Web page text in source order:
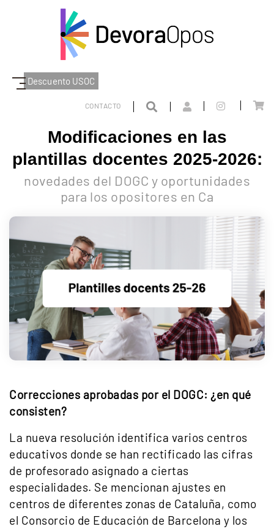
Descuento USOC
CONTACTO
MODIFICACIONES EN LAS PLANTILLAS DOCENTES 2025-2026:
Modificaciones en las
plantillas docentes 2025-2026:
novedades del DOGC y oportunidades
para los opositores en Ca
Correcciones aprobadas por el DOGC: ¿en qué
consisten?
La nueva resolución identifica varios centros
educativos donde se han rectificado las cifras
de profesorado asignado a ciertas
especialidades. Se mencionan ajustes en
centros de diferentes zonas de Cataluña, como
el Consorcio de Educación de Barcelona y los